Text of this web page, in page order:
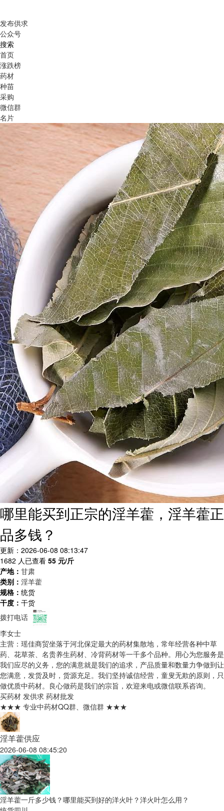
发布供求
公众号
搜索
首页
涨跌榜
药材
种苗
采购
微信群
名片
哪里能买到正宗的淫羊藿，淫羊藿正
品多钱？
更新：2026-06-08 08:13:47
1682 人已查看 55 元/斤
产地： 甘肃
类别： 淫羊藿
规格： 统货
干度： 干货
拨打电话
李女士
主营：瑶佳商贸坐落于河北保定最大的药材集散地，常年经营各种中草
药、花草茶、名贵养生药材、冷背药材等一千多个品种。用心为您服务是
我们应尽的义务，您的满意就是我们的追求，产品质量和数量力争做到让
您满意，发货及时，货源充足。我们坚持诚信经营，童叟无欺的原则，只
做优质中药材。良心做药是我们的宗旨，欢迎来电或微信联系咨询。
买药材 发供求 药材批发
★★★ 专业中药材QQ群、微信群 ★★★
淫羊藿供应
2026-06-08 08:45:20
淫羊藿一斤多少钱？哪里能买到好的洋火叶？洋火叶怎么用？